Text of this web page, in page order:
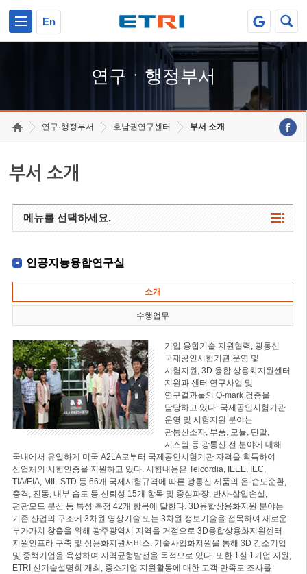
En
연구ㆍ행정부서
연구·행정부서 호남권연구센터 부서 소개
부서 소개
메뉴를 선택하세요.
인공지능융합연구실
소개
수행업무
기업 융합기술 지원협력, 광통신
국제공인시험기관 운영 및
시험지원, 3D 융합 상용화지원센터
지원과 센터 연구사업 및
연구결과물의 Q-mark 검증을
담당하고 있다. 국제공인시험기관
운영 및 시험지원 분야는
광통신소자, 부품, 모듈, 단말,
시스템 등 광통신 전 분야에 대해
국내에서 유일하게 미국 A2LA로부터 국제공인시험기관 자격을 획득하여
산업체의 시험인증을 지원하고 있다. 시험내용은 Telcordia, IEEE, IEC,
TIA/EIA, MIL-STD 등 66개 국제시험규격에 따른 광통신 제품의 온·습도순환,
충격, 진동, 내부 습도 등 신뢰성 15개 항목 및 중심파장, 반사·삽입손실,
편광모드 분산 등 특성 측정 42개 항목에 달한다. 3D융합상용화지원 분야는
기존 산업의 구조에 3차원 영상기술 또는 3차원 정보기술을 접목하여 새로운
부가가치 창출을 위해 광주광역시 지역을 거점으로 3D융합상용화지원센터
지원인프라 구축 및 상용화지원서비스, 기술사업화지원을 통해 3D 강소기업
및 중핵기업을 육성하여 지역균형발전을 목적으로 있다. 또한 1실 1기업 지원,
ETRI 신기술설명회 개최, 중소기업 지원활동에 대한 고객 만족도 조사를